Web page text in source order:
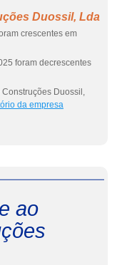
Duossil, Lda
crescentes em
foram decrescentes
Duossil,
da empresa
ao